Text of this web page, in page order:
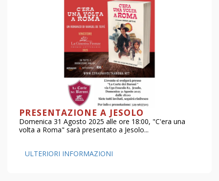
PRESENTAZIONE A JESOLO
Domenica 31 Agosto 2025 alle ore 18:00, "C'era una
volta a Roma" sarà presentato a Jesolo...
ULTERIORI INFORMAZIONI